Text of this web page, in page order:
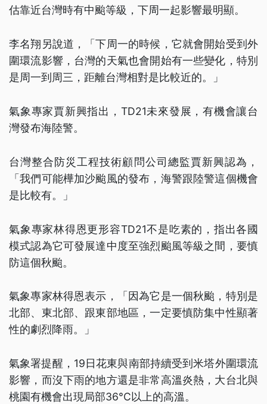
估靠近台灣時有中颱等級，下周一起影響最明顯。
李名翔另說道，「下周一的時候，它就會開始受到外
圍環流影響，台灣的天氣也會開始有一些變化，特別
是周一到周三，距離台灣相對是比較近的。」
氣象專家賈新興指出，TD21未來發展，有機會讓台
灣發布海陸警。
台灣整合防災工程技術顧問公司總監賈新興認為，
「我們可能樺加沙颱風的發布，海警跟陸警這個機會
是比較有。」
氣象專家林得恩更形容TD21不是吃素的，指出各國
模式認為它可發展達中度至強烈颱風等級之間，要慎
防這個秋颱。
氣象專家林得恩表示，「因為它是一個秋颱，特別是
北部、東北部、跟東部地區，一定要慎防集中性顯著
性的劇烈降雨。」
氣象署提醒，19日花東與南部持續受到米塔外圍環流
影響，而沒下雨的地方還是非常高溫炎熱，大台北與
桃園有機會出現局部36°C以上的高溫。